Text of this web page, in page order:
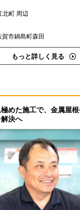
北町 周辺
市鍋島町森田
もっと詳しく見る
めた施工で、金属屋
決へ